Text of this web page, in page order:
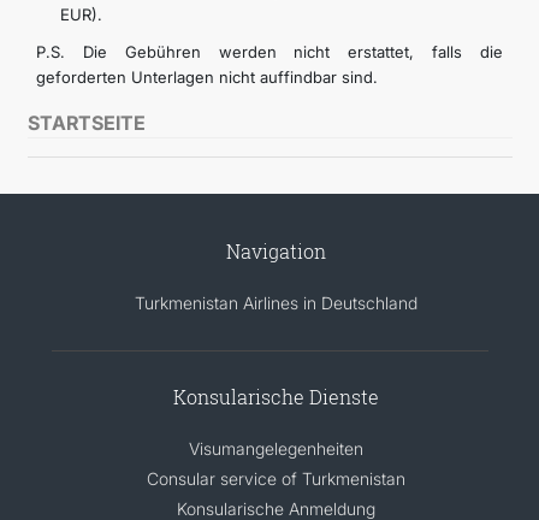
STARTSEITE
EUR).
P.S. Die Gebühren werden nicht erstattet, falls die
geforderten Unterlagen nicht auffindbar sind.
Navigation
Turkmenistan Airlines in Deutschland
Konsularische Dienste
Visumangelegenheiten
Consular service of Turkmenistan
Konsularische Anmeldung